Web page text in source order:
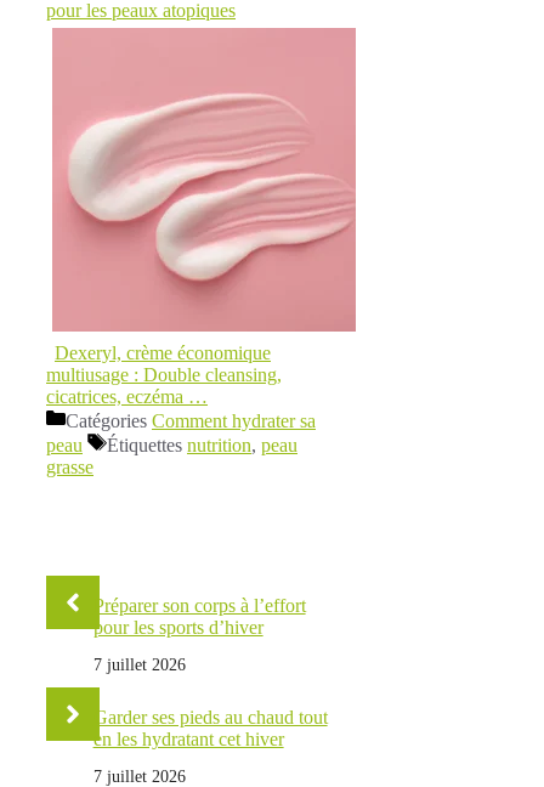
pour les peaux atopiques
Dexeryl, crème économique
multiusage : Double cleansing,
cicatrices, eczéma …
Catégories Comment hydrater sa
peau
Étiquettes nutrition, peau
grasse
Préparer son corps à l’effort
pour les sports d’hiver
7 juillet 2026
Garder ses pieds au chaud tout
en les hydratant cet hiver
7 juillet 2026